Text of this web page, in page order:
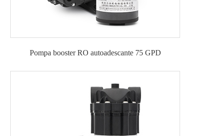
Pompa booster RO autoadescante 75 GPD